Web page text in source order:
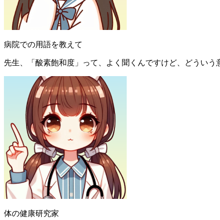
病院での用語を教えて
先生、「酸素飽和度」って、よく聞くんですけど、どういう
体の健康研究家